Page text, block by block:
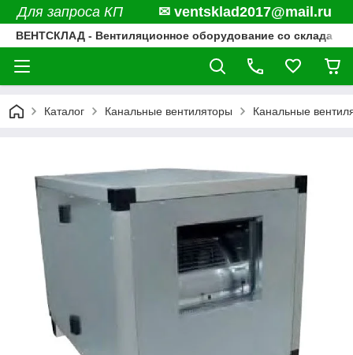
Для запроса КП ✉ ventsklad2017@mail.ru
ВЕНТСКЛАД - Вентиляционное оборудование со склада
Каталог Канальные вентиляторы Канальные